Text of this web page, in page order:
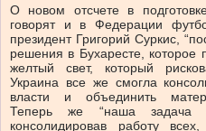
О новом отсчете в
говорят и в Федерации
президент Григорий Суркис,
решения в Бухаресте, которое
желтый свет, который
Украина все же смогла
власти и объединить
Теперь же “наша задача
консолидировав работу